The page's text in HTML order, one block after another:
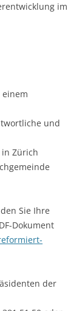
im
und
Zürich
Sie Ihre
Dokument
der